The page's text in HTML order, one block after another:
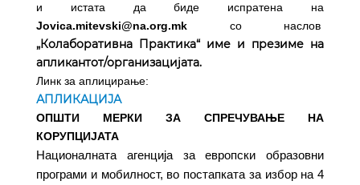
и истата да биде испратена на
Jovica.mitevski@na.org.mk со наслов
„Колаборативна Практика“ име и презиме на
апликантот/организацијата.
Линк за аплицирање:
АПЛИКАЦИЈА
ОПШТИ МЕРКИ ЗА СПРЕЧУВАЊЕ НА
КОРУПЦИЈАТА
Националната агенција за европски образовни
програми и мобилност, во постапката за избор на 4